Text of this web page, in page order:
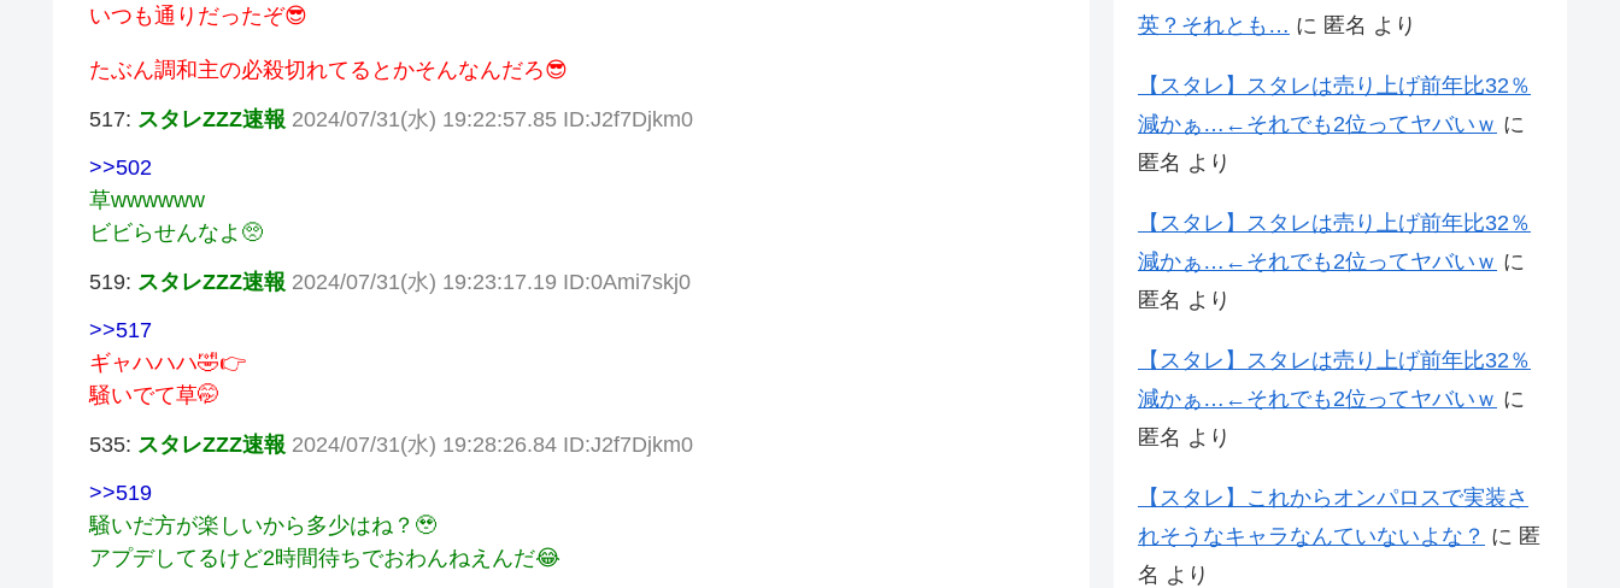
いつも通りだったぞ😎
たぶん調和主の必殺切れてるとかそんなんだろ😎
517: スタレZZZ速報 2024/07/31(水) 19:22:57.85 ID:J2f7Djkm0
>>502
草wwwwww
ビビらせんなよ🥺
519: スタレZZZ速報 2024/07/31(水) 19:23:17.19 ID:0Ami7skj0
>>517
ギャハハハ🤣👉
騒いでて草🤭
535: スタレZZZ速報 2024/07/31(水) 19:28:26.84 ID:J2f7Djkm0
>>519
騒いだ方が楽しいから多少はね？🥹
アプデしてるけど2時間待ちでおわんねえんだ😂
英？それとも… に 匿名 より
【スタレ】スタレは売り上げ前年比32％
減かぁ…←それでも2位ってヤバいｗ に
匿名 より
【スタレ】スタレは売り上げ前年比32％
減かぁ…←それでも2位ってヤバいｗ に
匿名 より
【スタレ】スタレは売り上げ前年比32％
減かぁ…←それでも2位ってヤバいｗ に
匿名 より
【スタレ】これからオンパロスで実装さ
れそうなキャラなんていないよな？ に 匿
名 より